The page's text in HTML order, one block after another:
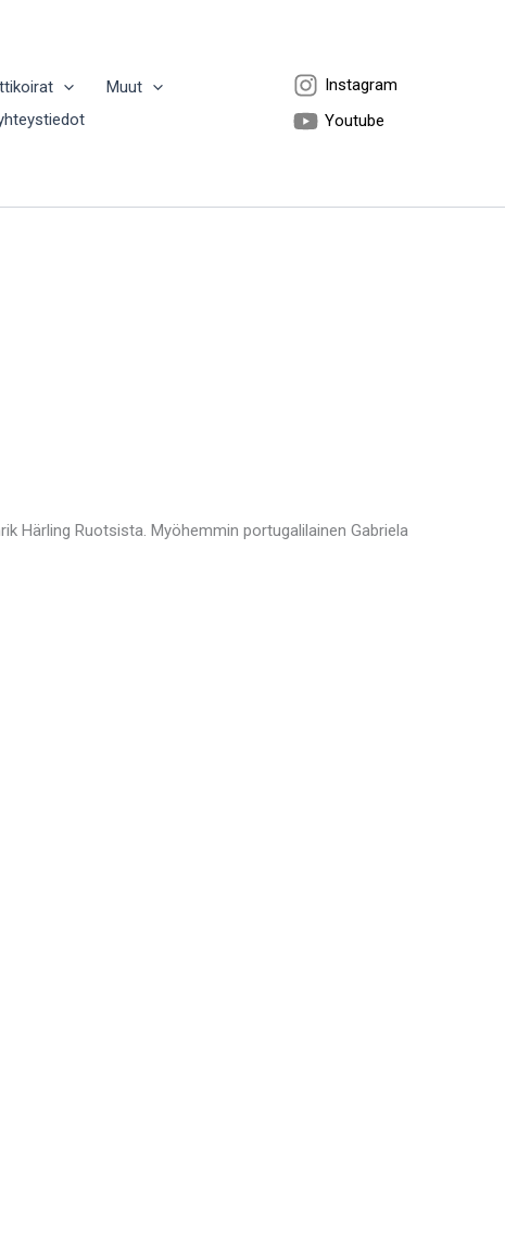
Muut
Instagram
Youtube
Härling Ruotsista. Myöhemmin portugalilainen Gabriela